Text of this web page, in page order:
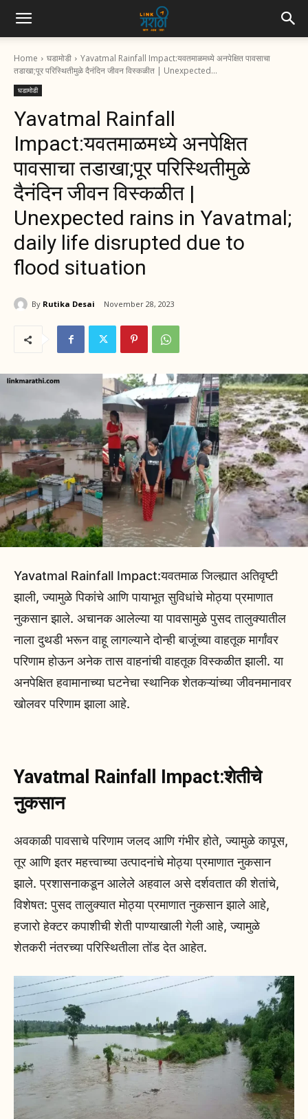
Home घडामोडी
Yavatmal Rainfall Impact:यवतमाळमध्ये अनपेक्षित पावसाचा
तडाखा;पूर परिस्थितीमुळे दैनंदिन जीवन विस्कळीत | Unexpected...
घडामोडी
Yavatmal Rainfall
Impact:यवतमाळमध्ये अनपेक्षित
पावसाचा तडाखा;पूर परिस्थितीमुळे
दैनंदिन जीवन विस्कळीत |
Unexpected rains in Yavatmal;
daily life disrupted due to
flood situation
By Rutika Desai November 28, 2023
Yavatmal Rainfall Impact:यवतमाळ जिल्ह्यात अतिवृष्टी
झाली, ज्यामुळे पिकांचे आणि पायाभूत सुविधांचे मोठ्या प्रमाणात
नुकसान झाले. अचानक आलेल्या या पावसामुळे पुसद तालुक्यातील
नाला दुथडी भरून वाहू लागल्याने दोन्ही बाजूंच्या वाहतूक मार्गांवर
परिणाम होऊन अनेक तास वाहनांची वाहतूक विस्कळीत झाली. या
अनपेक्षित हवामानाच्या घटनेचा स्थानिक शेतकऱ्यांच्या जीवनमानावर
खोलवर परिणाम झाला आहे.
Yavatmal Rainfall Impact:शेतीचे
नुकसान
अवकाळी पावसाचे परिणाम जलद आणि गंभीर होते, ज्यामुळे कापूस,
तूर आणि इतर महत्त्वाच्या उत्पादनांचे मोठ्या प्रमाणात नुकसान
झाले. प्रशासनाकडून आलेले अहवाल असे दर्शवतात की शेतांचे,
विशेषत: पुसद तालुक्यात मोठ्या प्रमाणात नुकसान झाले आहे,
हजारो हेक्टर कपाशीची शेती पाण्याखाली गेली आहे, ज्यामुळे
शेतकरी नंतरच्या परिस्थितीला तोंड देत आहेत.